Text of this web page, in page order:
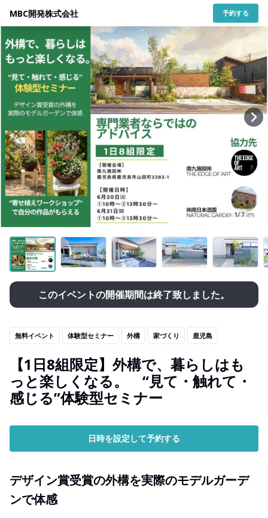
MBC開発株式会社 予約する
1/7
このイベントの開催期間は終了致しました。
無料イベント 体験型セミナー 外構 家づくり 鹿児島
【1日8組限定】外構で、暮らしはも
っと楽しくなる。 “見て・触れて・
感じる”体験型セミナー
日時を設定して予約する
デザイン賞受賞の外構を実際のモデルガーデ
ンで体感